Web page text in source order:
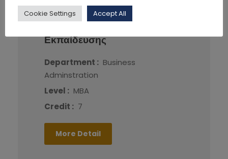
Εκπαίδευσης
Department : Business
Adminstration
Level : MBA
Credit : 7
More Detail
Cookie Settings Accept All